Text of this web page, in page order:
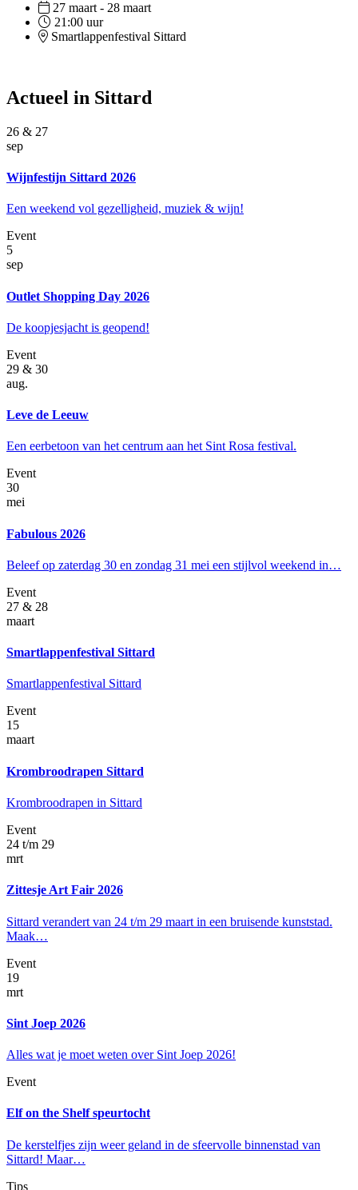
27 maart - 28 maart
21:00 uur
Smartlappenfestival Sittard
Actueel in Sittard
26 & 27
sep
Wijnfestijn Sittard 2026
Een weekend vol gezelligheid, muziek & wijn!
Event
5
sep
Outlet Shopping Day 2026
De koopjesjacht is geopend!
Event
29 & 30
aug.
Leve de Leeuw
Een eerbetoon van het centrum aan het Sint Rosa festival.
Event
30
mei
Fabulous 2026
Beleef op zaterdag 30 en zondag 31 mei een stijlvol weekend in…
Event
27 & 28
maart
Smartlappenfestival Sittard
Smartlappenfestival Sittard
Event
15
maart
Krombroodrapen Sittard
Krombroodrapen in Sittard
Event
24 t/m 29
mrt
Zittesje Art Fair 2026
Sittard verandert van 24 t/m 29 maart in een bruisende kunststad.
Maak…
Event
19
mrt
Sint Joep 2026
Alles wat je moet weten over Sint Joep 2026!
Event
Elf on the Shelf speurtocht
De kerstelfjes zijn weer geland in de sfeervolle binnenstad van
Sittard! Maar…
Tips